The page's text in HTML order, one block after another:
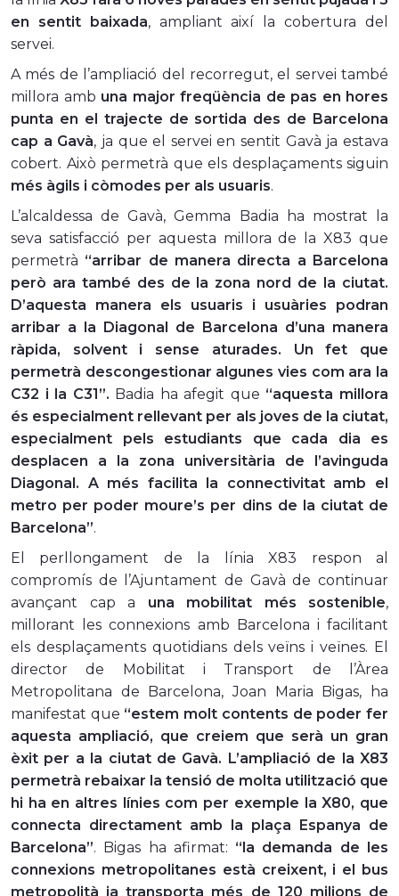
en sentit baixada, ampliant així la cobertura del
servei.
A més de l’ampliació del recorregut, el servei també
millora amb una major freqüència de pas en hores
punta en el trajecte de sortida des de Barcelona
cap a Gavà, ja que el servei en sentit Gavà ja estava
cobert. Això permetrà que els desplaçaments siguin
més àgils i còmodes per als usuaris.
L’alcaldessa de Gavà, Gemma Badia ha mostrat la
seva satisfacció per aquesta millora de la X83 que
permetrà “arribar de manera directa a Barcelona
però ara també des de la zona nord de la ciutat.
D’aquesta manera els usuaris i usuàries podran
arribar a la Diagonal de Barcelona d’una manera
ràpida, solvent i sense aturades. Un fet que
permetrà descongestionar algunes vies com ara la
C32 i la C31”. Badia ha afegit que “aquesta millora
és especialment rellevant per als joves de la ciutat,
especialment pels estudiants que cada dia es
desplacen a la
zona universitària de l’avinguda
Diagonal. A més facilita la connectivitat amb el
metro per poder moure’s per dins de la ciutat de
Barcelona”.
El perllongament de la línia X83 respon al
compromís de l’Ajuntament de Gavà de continuar
avançant cap a una mobilitat més sostenible,
millorant les connexions amb Barcelona i facilitant
els desplaçaments quotidians dels veïns i veïnes. El
director de Mobilitat i Transport de l’Àrea
Metropolitana de Barcelona, Joan Maria Bigas, ha
manifestat que “estem molt contents de poder fer
aquesta ampliació, que creiem que serà un gran
èxit per a la ciutat de Gavà. L’ampliació de la X83
permetrà rebaixar la tensió de molta utilització que
hi ha en altres línies com per exemple la X80, que
connecta directament amb la plaça Espanya de
Barcelona”. Bigas ha afirmat: “la demanda de les
connexions metropolitanes està creixent, i el bus
metropolità ja transporta més de 120 milions de